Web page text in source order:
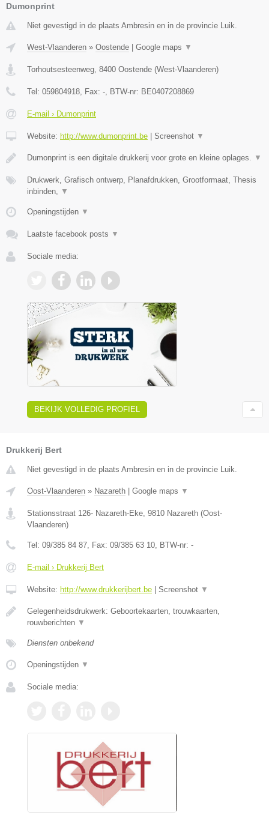
Dumonprint
Niet gevestigd in de plaats Ambresin en in de provincie Luik.
West-Vlaanderen » Oostende Google maps ▼
Torhoutsesteenweg 8400 Oostende (West-Vlaanderen)
Tel: 059804918 , Fax: - , BTW-nr: BE0407208869
E-mail › Dumonprint
Website: http://www.dumonprint.be Screenshot ▼
Dumonprint is een digitale drukkerij voor grote en kleine oplages. ▼
Drukwerk, Grafisch ontwerp, Planafdrukken, Grootformaat, Thesis
inbinden,
▼
Openingstijden ▼
Laatste facebook posts ▼
Sociale media:
BEKIJK VOLLEDIG PROFIEL
Drukkerij Bert
Niet gevestigd in de plaats Ambresin en in de provincie Luik.
Oost-Vlaanderen » Nazareth | Google maps ▼
Stationsstraat 126- Nazareth-Eke 9810 Nazareth (Oost-
Vlaanderen)
Tel: 09/385 84 87 , Fax: 09/385 63 10 , BTW-nr: -
E-mail › Drukkerij Bert
Website: http://www.drukkerijbert.be | Screenshot ▼
Gelegenheidsdrukwerk: Geboortekaarten, trouwkaarten,
rouwberichten ▼
Diensten onbekend
Openingstijden ▼
Sociale media: